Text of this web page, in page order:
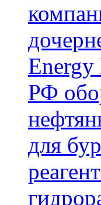
Energy
РФ
для